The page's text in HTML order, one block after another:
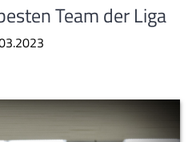
Team der Liga